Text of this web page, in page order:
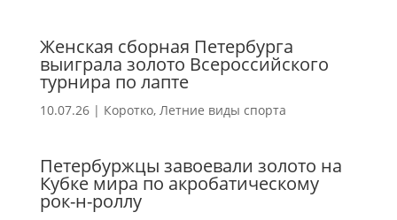
Женская сборная Петербурга
выиграла золото Всероссийского
турнира по лапте
10.07.26| Коротко, Летние виды спорта
Петербуржцы завоевали золото на
Кубке мира по акробатическому
рок-н-роллу